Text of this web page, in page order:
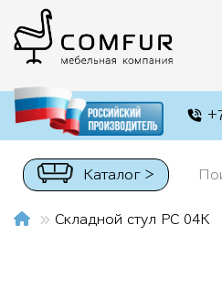
Каталог >
Складной стул РС 04К